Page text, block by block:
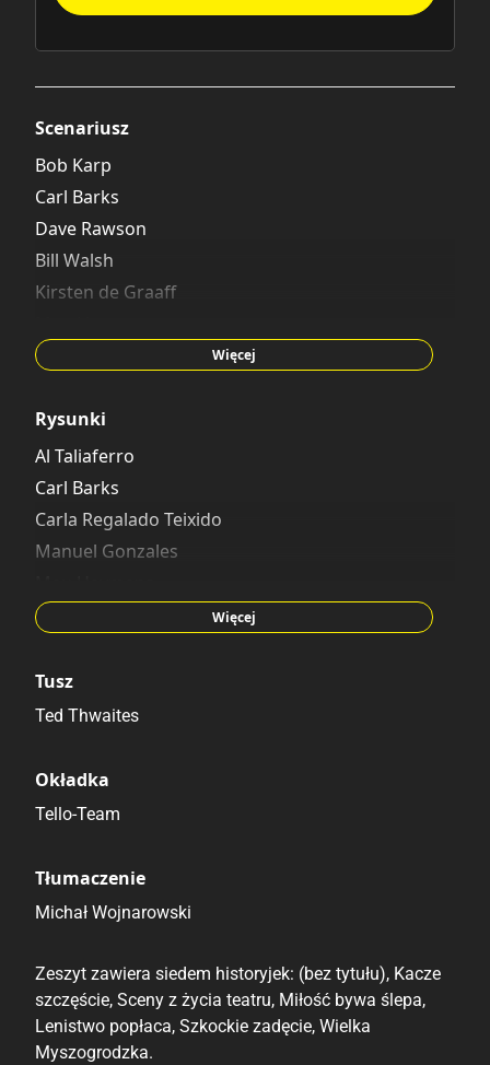
Scenariusz
Bob Karp
Carl Barks
Dave Rawson
Bill Walsh
Kirsten de Graaff
Charlie Martin
Więcej
Rysunki
Al Taliaferro
Carl Barks
Carla Regalado Teixido
Manuel Gonzales
Vicar
Więcej
Tusz
Ted Thwaites
Okładka
Tello-Team
Tłumaczenie
Michał Wojnarowski
Zeszyt zawiera siedem historyjek: (bez tytułu), Kacze
szczęście, Sceny z życia teatru, Miłość bywa ślepa,
Lenistwo popłaca, Szkockie zadęcie, Wielka
Myszogrodzka.